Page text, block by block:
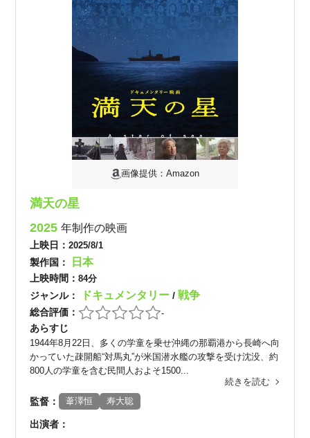
画像提供：Amazon
満天の星
2025年制作の映画
上映日：2025/8/1
製作国： 日本
上映時間：84分
ジャンル： ドキュメンタリー/戦争
総合評価： -
あらすじ
1944年8月22日、多くの学童を乗せ沖縄の那覇港から長崎へ向
かっていた疎開船“対馬丸”が米国潜水艦の攻撃を受け沈没、約
800人の学童を含む民間人およそ1500...
続きを読む
監督： 葦澤恒 寿大聡
出演者：